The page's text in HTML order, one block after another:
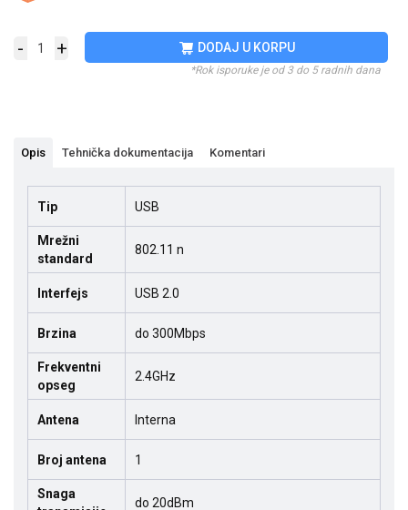
- + DODAJ U KORPU
*Rok isporuke je od 3 do 5 radnih dana
Opis Tehnička dokumentacija Komentari
Tip USB
Mrežni
standard
802.11 n
Interfejs USB 2.0
Brzina do 300Mbps
Frekventni
opseg
2.4GHz
Antena Interna
Broj antena 1
Snaga
do 20dBm